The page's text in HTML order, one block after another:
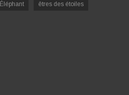
êtres des étoiles